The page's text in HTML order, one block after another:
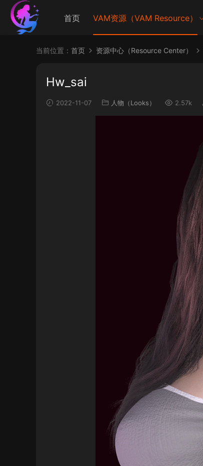
首页 VAM资源（VAM Resource）
当前位置： 首页 资源中心（Resource Center）
Hw_sai
2022-11-07 人物（Looks） 2.57k